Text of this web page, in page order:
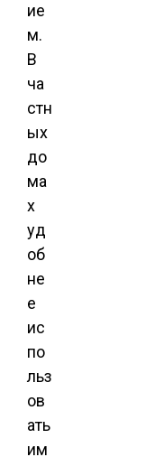
ие
м.
В
ча
стн
ых
до
ма
х
уд
об
не
е
ис
по
льз
ов
ать
им